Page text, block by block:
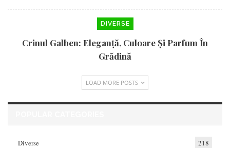
DIVERSE
Crinul Galben: Eleganță, Culoare Și Parfum În
Grădină
LOAD MORE POSTS
Diverse 218